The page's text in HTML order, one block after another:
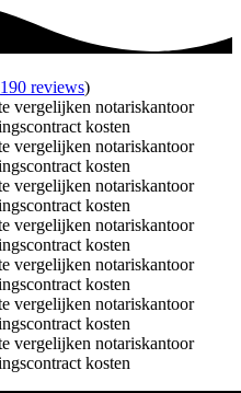
190 reviews)